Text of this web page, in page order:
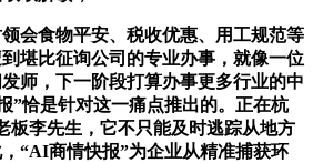
食物平安、税收优惠、用工规范等
堪比征询公司的专业办事，就像一位
师，下一阶段打算办事更多行业的中
”恰是针对这一痛点推出的。正在杭
板李先生，它不只能及时逃踪从地方
“AI商情快报”为企业从精准捕获环